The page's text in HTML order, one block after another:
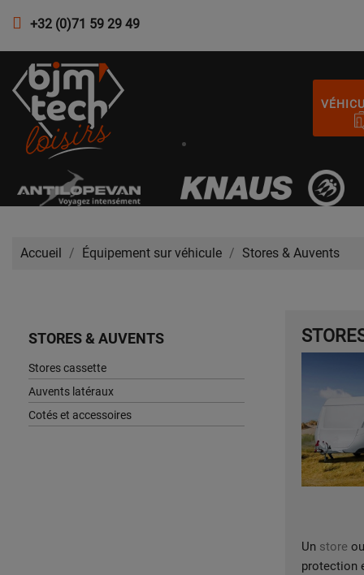
+32 (0)71 59 29 49
Accueil Équipement sur véhicule Stores & Auvents
STORES & AUVENTS
Stores cassette
Auvents latéraux
Cotés et accessoires
Un store
protection